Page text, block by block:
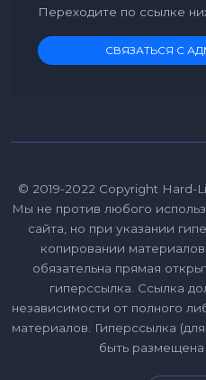
Переходите по ссылке
СВЯЗАТЬСЯ С
© 2019-2022 Copyright Hard-
Мы не против любого
сайта, но при указании
копировании
обязательна прямая
гиперссылка. Ссылка
независимости от полного
материалов. Гиперссылка
быть размещена